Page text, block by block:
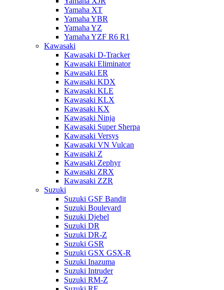
Yamaha XT
Yamaha YBR
Yamaha YZ
Yamaha YZF R6 R1
Kawasaki
Kawasaki D-Tracker
Kawasaki Eliminator
Kawasaki ER
Kawasaki KDX
Kawasaki KLE
Kawasaki KLX
Kawasaki KX
Kawasaki Ninja
Kawasaki Super Sherpa
Kawasaki Versys
Kawasaki VN Vulcan
Kawasaki Z
Kawasaki Zephyr
Kawasaki ZRX
Kawasaki ZZR
Suzuki
Suzuki GSF Bandit
Suzuki Boulevard
Suzuki Djebel
Suzuki DR
Suzuki DR-Z
Suzuki GSR
Suzuki GSX GSX-R
Suzuki Inazuma
Suzuki Intruder
Suzuki RM-Z